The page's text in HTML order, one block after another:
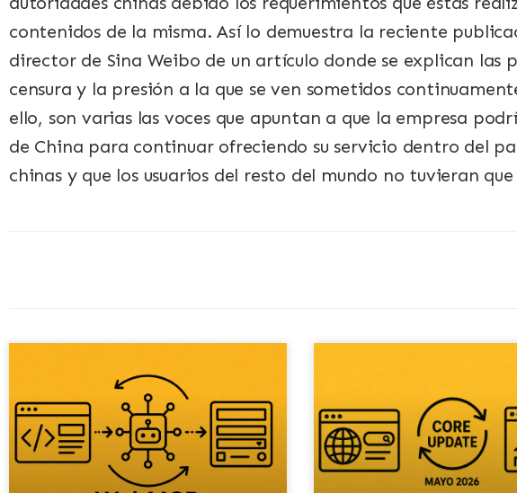
contenidos de la misma. Así lo demuestra la reciente
director de Sina Weibo de un artículo donde se explican las
censura y la presión a la que se ven sometidos
ello, son varias las voces que apuntan a que la empresa
de China para continuar ofreciendo su servicio dentro del
chinas y que los usuarios del resto del mundo no tuvieran